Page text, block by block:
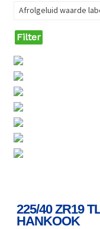
225/40 ZR19
HANKOOK
Afrolgeluid waarde
Filter